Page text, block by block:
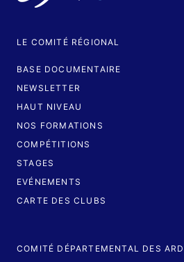
LE COMITÉ RÉGIONAL
BASE DOCUMENTAIRE
NEWSLETTER
HAUT NIVEAU
NOS FORMATIONS
COMPÉTITIONS
STAGES
EVÉNEMENTS
CARTE DES CLUBS
COMITÉ DÉPARTEMENTAL DES